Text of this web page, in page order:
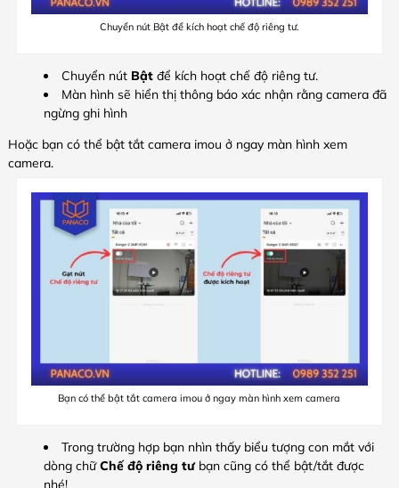
Chuyển nút Bật để kích hoạt chế độ riêng tư.
Chuyển nút Bật để kích hoạt chế độ riêng tư.
Màn hình sẽ hiển thị thông báo xác nhận rằng camera đã
ngừng ghi hình
Hoặc bạn có thể bật tắt camera imou ở ngay màn hình xem
camera.
Bạn có thể bật tắt camera imou ở ngay màn hình xem camera
Trong trường hợp bạn nhìn thấy biểu tượng con mắt với
dòng chữChế độ riêng tư bạn cũng có thể bật/tắt được
nhé!